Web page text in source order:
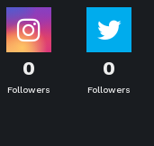
0
Followers
0
Followers